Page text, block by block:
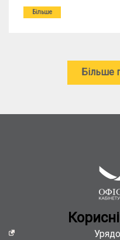
Міжнародна
в
Національне